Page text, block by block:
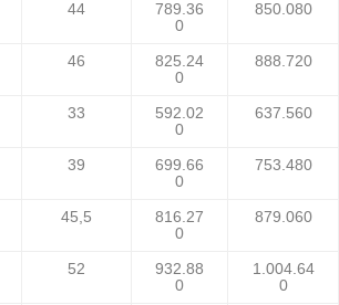
44
789.36
0
850.080
46
825.24
0
888.720
33
592.02
0
637.560
39
699.66
0
753.480
45,5
816.27
0
879.060
52
932.88
0
1.004.64
0